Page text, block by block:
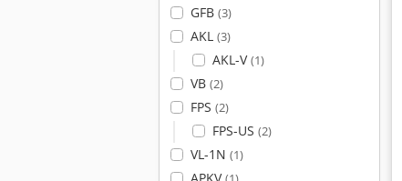
GFB (3)
AKL (3)
AKL-V(1)
VB (2)
FPS (2)
FPS-US (2)
VL-1N (1)